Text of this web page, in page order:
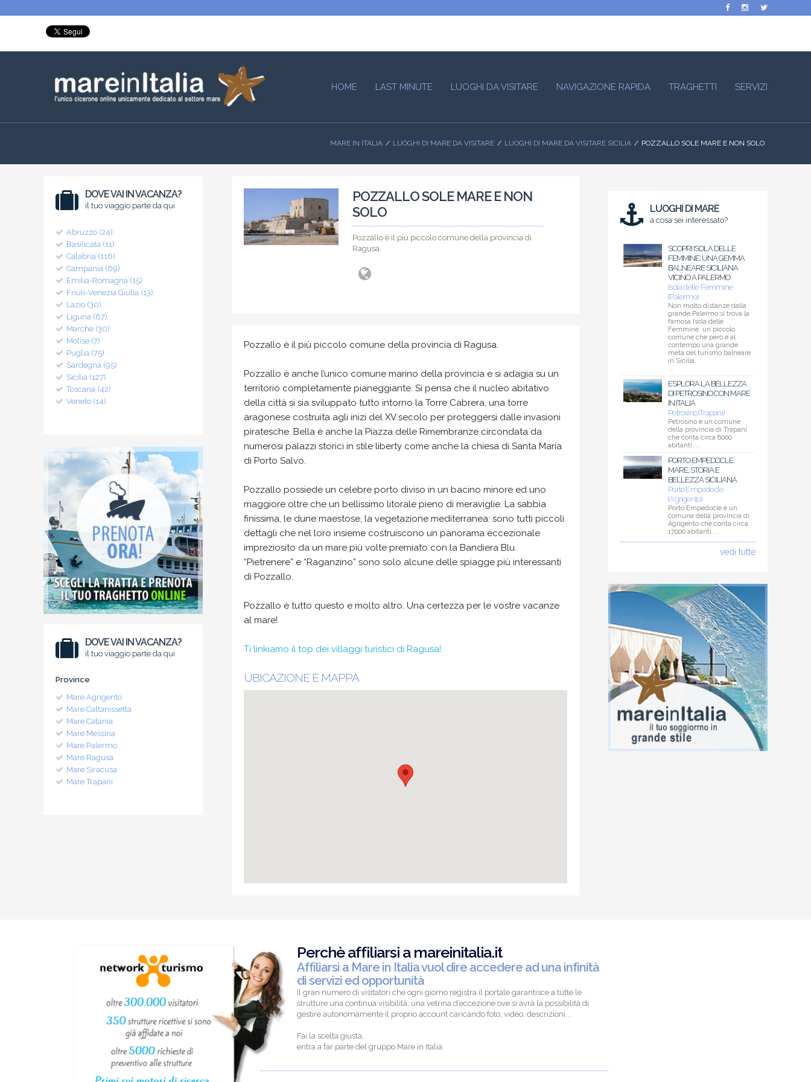
HOME LAST MINUTE LUOGHI DA VISITARE NAVIGAZIONE RAPIDA TRAGHETTI SERVIZI
MARE IN ITALIA LUOGHI DI MARE DA VISITARE LUOGHI DI MARE DA VISITARE SICILIA POZZALLO SOLE MARE E NON SOLO
DOVE VAI IN VACANZA?
il tuo viaggio parte da qui
Abruzzo (24)
Basilicata (11)
Calabria (116)
Campania (69)
Emilia-Romagna (15)
Friuli-Venezia Giulia (13)
Lazio (30)
Liguria (67)
Marche (30)
Molise (7)
Puglia (75)
Sardegna (95)
Sicilia (127)
Toscana (42)
Veneto (14)
DOVE VAI IN VACANZA?
il tuo viaggio parte da qui
Province
Mare Agrigento
Mare Caltanissetta
Mare Catania
Mare Messina
Mare Palermo
Mare Ragusa
Mare Siracusa
Mare Trapani
POZZALLO SOLE MARE E NON
SOLO
Pozzallo è il più piccolo comune della provincia di
Ragusa.
Pozzallo è il più piccolo comune della provincia di Ragusa.
Pozzallo è anche l’unico comune marino della provincia e si adagia su un
territorio completamente pianeggiante. Si pensa che il nucleo abitativo
della città si sia sviluppato tutto intorno la Torre Cabrera, una torre
aragonese costruita agli inizi del XV secolo per proteggersi dalle invasioni
piratesche. Bella è anche la Piazza delle Rimembranze circondata da
numerosi palazzi storici in stile liberty come anche la chiesa di Santa Maria
di Porto Salvo.
Pozzallo possiede un celebre porto diviso in un bacino minore ed uno
maggiore oltre che un bellissimo litorale pieno di meraviglie. La sabbia
finissima, le dune maestose, la vegetazione mediterranea: sono tutti piccoli
dettagli che nel loro insieme costruiscono un panorama eccezionale
impreziosito da un mare più volte premiato con la Bandiera Blu.
“Pietrenere” e “Raganzino” sono solo alcune delle spiagge più interessanti
di Pozzallo.
Pozzallo è tutto questo e molto altro. Una certezza per le vostre vacanze
al mare!
Ti linkiamo il top dei villaggi turistici di Ragusa!
UBICAZIONE E MAPPA
LUOGHI DI MARE
a cosa sei interessato?
SCOPRI ISOLA DELLE
FEMMINE: UNA GEMMA
BALNEARE SICILIANA
VICINO A PALERMO
Isola delle Femmine
(Palermo)
Non molto distanze dalla
grande Palermo si trova la
famosa Isola delle
Femmine, un piccolo
comune che però è al
contempo una grande
meta del turismo balneare
in Sicilia.
...
ESPLORA LA BELLEZZA
DI PETROSINO CON MARE
IN ITALIA
Petrosino (Trapani)
Petrosino è un comune
della provincia di Trapani
che conta circa 8000
abitanti....
PORTO EMPEDOCLE:
MARE, STORIA E
BELLEZZA SICILIANA
Porto Empedocle
(Agrigento)
Porto Empedocle è un
comune della provincia di
Agrigento che conta circa
17000 abitanti....
vedi tutte
Perchè affiliarsi a mareinitalia.it
Affiliarsi a Mare in Italia vuol dire accedere ad una infinità
di servizi ed opportunità
Il gran numero di visitatori che ogni giorno registra il portale garantisce a tutte le
strutture una continua visibilità; una vetrina d’eccezione ove si avrà la possibilità di
gestire autonomamente il proprio account caricando foto, video, descrizioni...
Fai la scelta giusta,
entra a far parte del gruppo Mare in Italia